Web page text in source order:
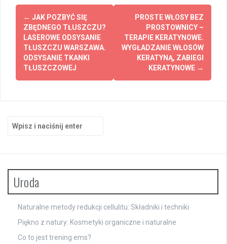
Zobacz
wpisy
← JAK POZBYĆ SIĘ
ZBĘDNEGO TŁUSZCZU?
LASEROWE ODSYSANIE
TŁUSZCZU WARSZAWA.
ODSYSANIE TKANKI
TŁUSZCZOWEJ
PROSTE WŁOSY BEZ
PROSTOWNICY –
TERAPIE KERATYNOWE.
WYGŁADZANIE WŁOSÓW
KERATYNĄ, ZABIEGI
KERATYNOWE →
Uroda
Naturalne metody redukcji cellulitu: Składniki i techniki
Piękno z natury: Kosmetyki organiczne i naturalne
Co to jest trening ems?